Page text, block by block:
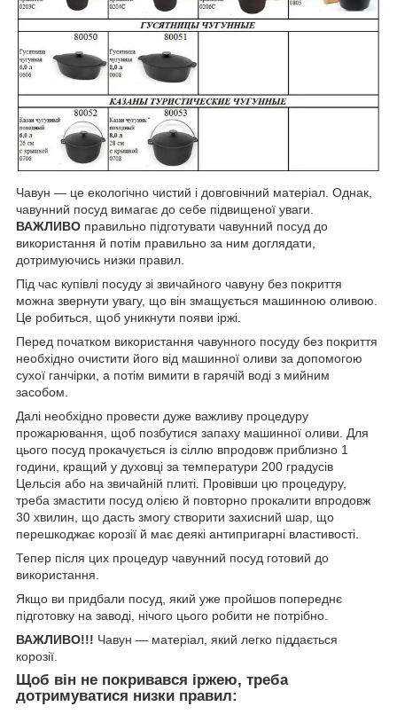
Чавун — це екологічно чистий і довговічний матеріал. Однак,
чавунний посуд вимагає до себе підвищеної уваги.
ВАЖЛИВО правильно підготувати чавунний посуд до
використання й потім правильно за ним доглядати,
дотримуючись низки правил.
Під час купівлі посуду зі звичайного чавуну без покриття
можна звернути увагу, що він змащується машинною оливою.
Це робиться, щоб уникнути появи іржі.
Перед початком використання чавунного посуду без покриття
необхідно очистити його від машинної оливи за допомогою
сухої ганчірки, а потім вимити в гарячій воді з мийним
засобом.
Далі необхідно провести дуже важливу процедуру
прожарювання, щоб позбутися запаху машинної оливи. Для
цього посуд прокачується із сіллю впродовж приблизно 1
години, кращий у духовці за температури 200 градусів
Цельсія або на звичайній плиті. Провівши цю процедуру,
треба змастити посуд олією й повторно прокалити впродовж
30 хвилин, що дасть змогу створити захисний шар, що
перешкоджає корозії й має деякі антипригарні властивості.
Тепер після цих процедур чавунний посуд готовий до
використання.
Якщо ви придбали посуд, який уже пройшов попереднє
підготовку на заводі, нічого цього робити не потрібно.
ВАЖЛИВО!!! Чавун — матеріал, який легко піддається
корозії.
Щоб він не покривався іржею, треба
дотримуватися низки правил: